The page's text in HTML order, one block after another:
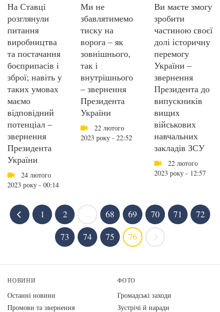
На Ставці
розглянули
питання
виробництва
та постачання
боєприпасів і
зброї; навіть у
таких умовах
маємо
відповідний
потенціал –
звернення
Президента
України
24 лютого
2023 року - 00:14
Ми не
збавлятимемо
тиску на
ворога – як
зовнішнього,
так і
внутрішнього
– звернення
Президента
України
22 лютого
2023 року - 22:52
Ви маєте змогу
зробити
частиною своєї
долі історичну
перемогу
України –
звернення
Президента до
випускників
вищих
військових
навчальних
закладів ЗСУ
22 лютого
2023 року - 12:57
1 2 68 69 70 71
72
73
74 75 76
НОВИНИ
Останні новини
Промови та звернення
ФОТО
Громадські заходи
Зустрічі й наради